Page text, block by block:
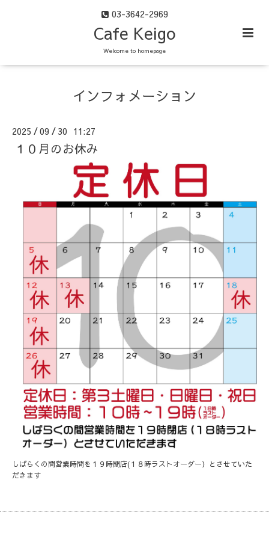
03-3642-2969
Cafe Keigo
Welcome to homepage
インフォメーション
2025 /09 /30 11:27
１０月のお休み
しばらくの間営業時間を１９時閉店(１８時ラストオーダー）とさせていた
だきます